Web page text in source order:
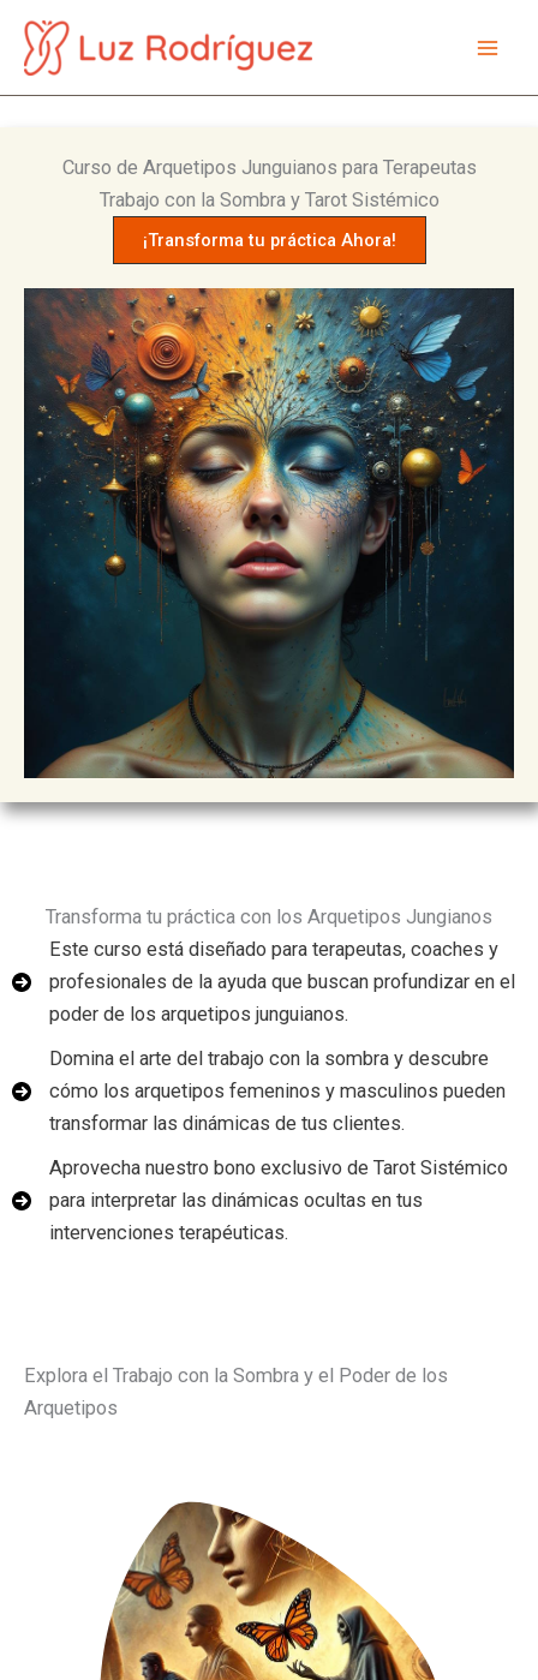
contenido
Curso de Arquetipos Junguianos para Terapeutas
Trabajo con la Sombra y Tarot Sistémico
¡Transforma tu práctica Ahora!
Transforma tu práctica con los Arquetipos Jungianos
Este curso está diseñado para terapeutas, coaches y
profesionales de la ayuda que buscan profundizar en el
poder de los arquetipos junguianos.
Domina el arte del trabajo con la sombra y descubre
cómo los arquetipos femeninos y masculinos pueden
transformar las dinámicas de tus clientes.
Aprovecha nuestro bono exclusivo de Tarot Sistémico
para interpretar las dinámicas ocultas en tus
intervenciones terapéuticas.
Explora el Trabajo con la Sombra y el Poder de los
Arquetipos